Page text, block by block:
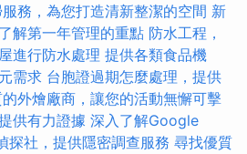
務，為您打造清新整潔的空間 新
解第一年管理的重點 防水工程，
進行防水處理 提供各類食品機
需求 台胞證過期怎麼處理，提供
外燴廠商，讓您的活動無懈可擊
供有力證據 深入了解Google
探社，提供隱密調查服務 尋找優質